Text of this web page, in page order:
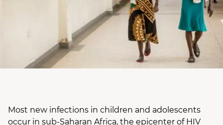
Most new infections in children and adolescents
occur in sub-Saharan Africa, the epicenter of HIV